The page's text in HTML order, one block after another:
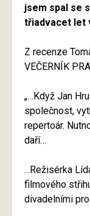
jsem spal se
třiadvacet let
Z recenze
VEČERNÍK
„…Když Jan
společnost,
repertoár.
daří…
...Režisérka
filmového
divadelními